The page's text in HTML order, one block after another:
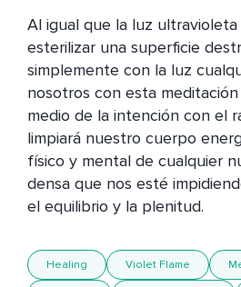
Al igual que la luz
esterilizar una superficie
simplemente con la luz
nosotros con esta
medio de la intención con el
limpiará nuestro cuerpo
físico y mental de cualquier
densa que nos esté
el equilibrio y la plenitud.
Healing Violet Flame